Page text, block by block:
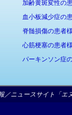
加齢黄斑変性の
血小板減少症の
脊髄損傷の患者
心筋梗塞の患者
パーキンソン症
／ニュースサイト「